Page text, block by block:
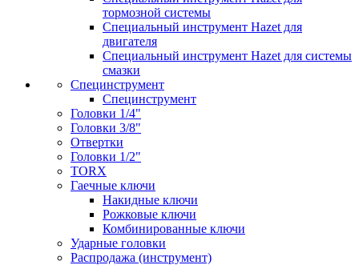
тормозной системы
Специальный инструмент Hazet для
двигателя
Специальный инструмент Hazet для системы
смазки
Специнструмент
Специнструмент
Головки 1/4"
Головки 3/8"
Отвертки
Головки 1/2"
TORX
Гаечные ключи
Накидные ключи
Рожковые ключи
Комбинированные ключи
Ударные головки
Распродажа (инструмент)